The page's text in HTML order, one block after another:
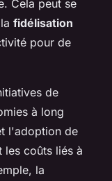
Cela peut se
fidélisation
pour de
de
à long
l'adoption de
les coûts liés à
la